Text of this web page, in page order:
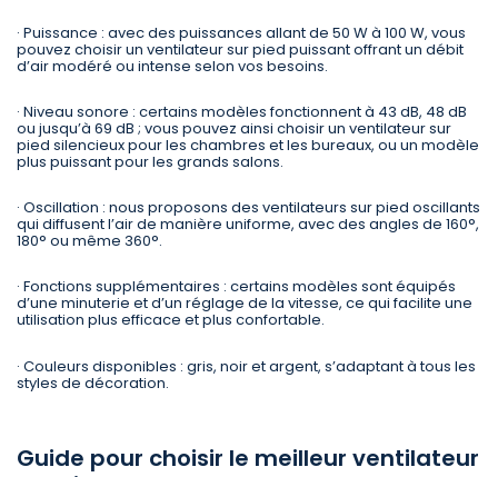
· Puissance : avec des puissances allant de 50 W à 100 W, vous
pouvez choisir un ventilateur sur pied puissant offrant un débit
d’air modéré ou intense selon vos besoins.
· Niveau sonore : certains modèles fonctionnent à 43 dB, 48 dB
ou jusqu’à 69 dB ; vous pouvez ainsi choisir un ventilateur sur
pied silencieux pour les chambres et les bureaux, ou un modèle
plus puissant pour les grands salons.
· Oscillation : nous proposons des ventilateurs sur pied oscillants
qui diffusent l’air de manière uniforme, avec des angles de 160°,
180° ou même 360°.
· Fonctions supplémentaires : certains modèles sont équipés
d’une minuterie et d’un réglage de la vitesse, ce qui facilite une
utilisation plus efficace et plus confortable.
· Couleurs disponibles : gris, noir et argent, s’adaptant à tous les
styles de décoration.
Guide pour choisir le meilleur ventilateur